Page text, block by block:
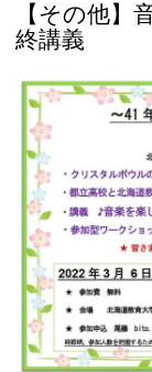
【その他】
終講義